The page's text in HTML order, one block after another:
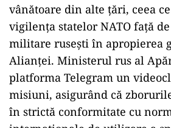
vânătoare din alte țări, ceea
vigilența statelor NATO față
militare rusești în apropierea
Alianței. Ministerul rus al
platforma Telegram un
misiuni, asigurând că
în strictă conformitate cu